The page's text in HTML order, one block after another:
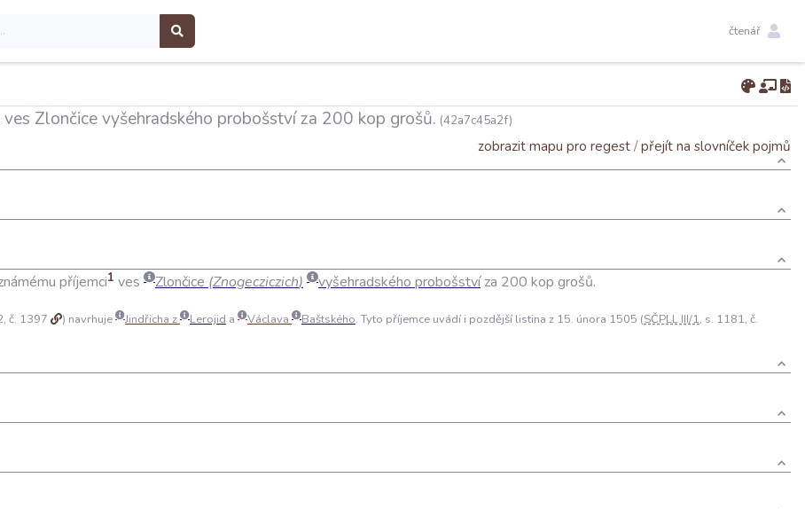
čtenář
Zlončice vyšehradského probošství za 200 kop grošů. (42a7c45a2f)
zobrazit mapu pro regest/přejít na slovníček pojmů
příjemci1 ves Zlončice (Znogecziczich) vyšehradského probošství za 200 kop grošů.
č. 1397 ) navrhuje Jindřicha z Lerojid a Václava Baštského. Tyto příjemce uvádí i pozdější listina z 15. února 1505 (SČPLL III/1, s. 1181, č.